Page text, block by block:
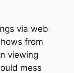
via web
from
viewing
mess